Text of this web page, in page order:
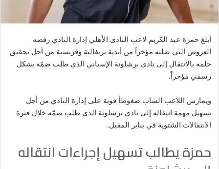
أبلغ حمزة عبد الكريم لاعب النادى الأهلي إدارة النادي رفضه
العروض التي صلته مؤخراً من أندية برتغالية وفرنسية من أجل تحقيق
حلمه بالانتقال إلى نادي برشلونة الإسباني الذي طلب ضمّه بشكل
رسمي مؤخراً.
ويمارس اللاعب الشاب ضغوطاً قوية على إدارة النادي من أجل
تسهيل مهمة انتقاله إلى نادي برشلونة الذي طلب ضمّه خلال فترة
الانتقالات الشتوية في يناير المقبل.
حمزة يطالب تسهيل إجراءات انتقاله